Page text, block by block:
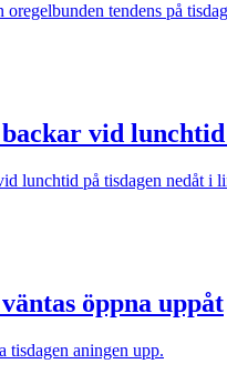
oregelbunden tendens på
backar vid
lunchtid på tisdagen nedåt i
öppna uppåt
tisdagen aningen upp.